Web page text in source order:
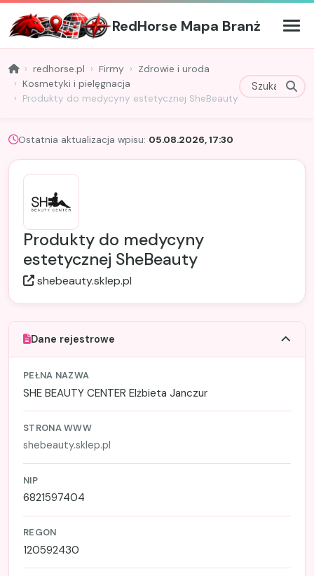
RedHorse Mapa Branż
redhorse.pl Firmy
Zdrowie i uroda
Kosmetyki i pielęgnacja
Produkty do medycyny estetycznej SheBeauty
Ostatnia aktualizacja wpisu: 05.08.2026, 17:30
Produkty do medycyny
estetycznej SheBeauty
shebeauty.sklep.pl
Dane rejestrowe
PEŁNA NAZWA
SHE BEAUTY CENTER Elżbieta Janczur
STRONA WWW
shebeauty.sklep.pl
NIP
6821597404
REGON
120592430